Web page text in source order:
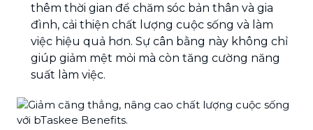
thêm thời gian để chăm sóc bản thân và gia
đình, cải thiện chất lượng cuộc sống và làm
việc hiệu quả hơn. Sự cân bằng này không chỉ
giúp giảm mệt mỏi mà còn tăng cường năng
suất làm việc.